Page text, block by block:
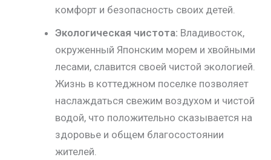
комфорт и безопасность своих детей.
Экологическая чистота: Владивосток,
окруженный Японским морем и хвойными
лесами, славится своей чистой экологией.
Жизнь в коттеджном поселке позволяет
наслаждаться свежим воздухом и чистой
водой, что положительно сказывается на
здоровье и общем благосостоянии
жителей.